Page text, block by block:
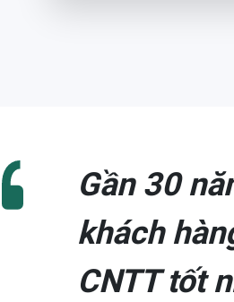
Gần 30
khách
CNTT tốt